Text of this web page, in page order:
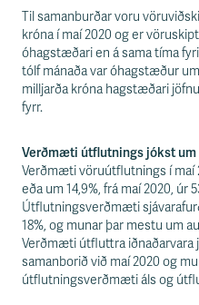
Til samanburðar voru
króna í maí 2020 og er
óhagstæðari en á sama tíma
tólf mánaða var óhagstæður
milljarða króna hagstæðari
fyrr.
Verðmæti útflutnings jókst um
Verðmæti vöruútflutnings í maí
eða um 14,9%, frá maí 2020, úr
Útflutningsverðmæti
18%, og munar þar mestu um
Verðmæti útfluttra iðnaðarvara
samanborið við maí 2020 og
útflutningsverðmæti áls og